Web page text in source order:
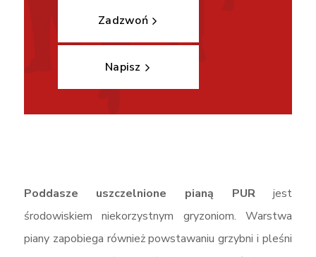
Zadzwoń
Napisz
Poddasze uszczelnione pianą PURjest
środowiskiem niekorzystnym gryzoniom. Warstwa
piany zapobiega również powstawaniu grzybni i pleśni